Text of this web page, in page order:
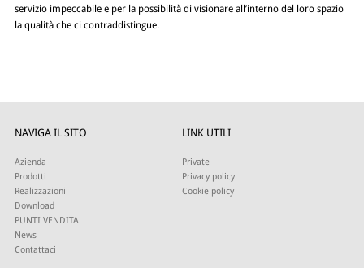
servizio impeccabile e per la possibilità di visionare all’interno del loro spazio
la qualità che ci contraddistingue.
NAVIGA IL SITO
Azienda
Prodotti
Realizzazioni
Download
PUNTI VENDITA
News
Contattaci
LINK UTILI
Private
Privacy policy
Cookie policy